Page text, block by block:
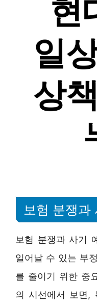
보험 분쟁과
보험 분쟁과 사기
일어날 수 있는 부
를 줄이기 위한 중
의 시선에서 보면,